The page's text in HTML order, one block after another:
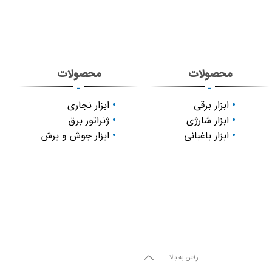
محصولات
-
ابزار برقی
ابزار شارژی
ابزار باغبانی
محصولات
-
ابزار نجاری
ژنراتور برق
ابزار جوش و برش
رفتن به بالا